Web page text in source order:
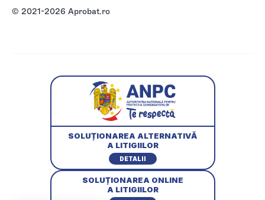
© 2021-2026 Aprobat.ro
SOLUȚIONAREA ALTERNATIVĂ
A LITIGIILOR
DETALII
SOLUȚIONAREA ONLINE
A LITIGIILOR